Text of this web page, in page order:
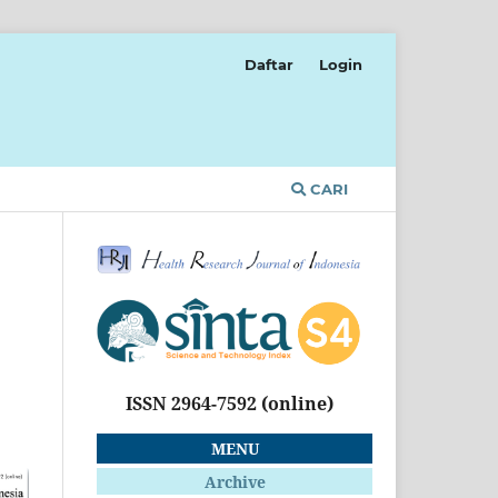
CARI
Daftar Login
ISSN 2964-7592(online)
MENU
Archive